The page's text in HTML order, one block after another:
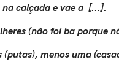
calçada e vae a [...].
(não foi ba porque
(putas), menos uma